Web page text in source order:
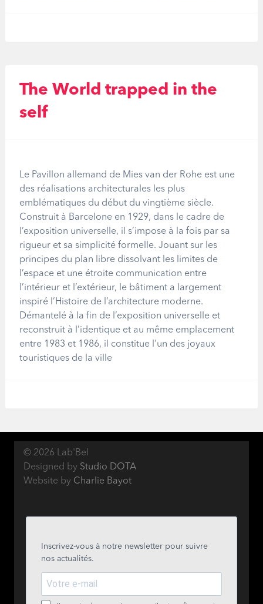
The World trapped in the
self
Le Pavillon allemand de Mies van der Rohe est une
des réalisations architecturales les plus
emblématiques du début du vingtième siècle.
Construit à Barcelone en 1929, dans le cadre de
l’exposition universelle, il s’impose à la fois par sa
rigueur et sa simplicité formelle. Jouant sur les
principes du plan libre dissolvant les limites de
l’espace et une étroite communication entre
l’intérieur et l’extérieur, le bâtiment a largement
inspiré l’Histoire de l’architecture moderne.
Démantelé à la fin de l’exposition universelle et
reconstruit à l’identique et au même emplacement
entre 1983 et 1986, il constitue l’un des joyaux
touristiques de la ville
© 2026 Lab'Bel
Designed by Studio DOTA
Website by Charlie Bayot
Inscrivez-vous à notre newsletter pour suivre
nos actualités.